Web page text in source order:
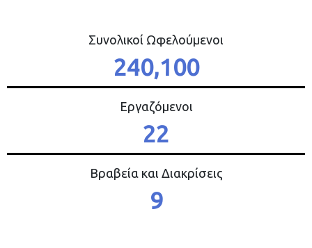
Συνολικοί Ωφελούμενοι
240,100
Εργαζόμενοι
22
Βραβεία και Διακρίσεις
9